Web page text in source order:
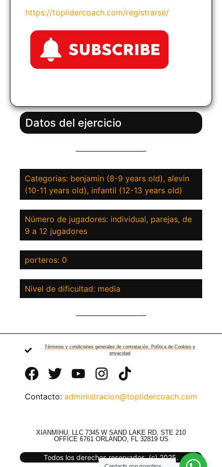
https://toplidercoach.com/registrarse/
Datos del ejercicio
Categorias: benjamin (8-9 years old), alevin
(10-11 years old), infantil (12-13 years old)
Número de jugadores: individual, parejas, de
9 a 12 jugadores
porteros: 0
Nivel de dificultad: media
Términos y condiciones generales de contratación. Política de Cookies y
privacidad
Contacto: administracion@toplidercoach.com
XIANMIHU, LLC 7345 W SAND LAKE RD, STE 210
OFFICE 6761 ORLANDO, FL 32819 US
Todos los derechos reservados. (c) 2025.